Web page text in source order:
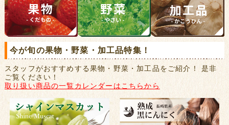
今が旬の果物・野菜・加工品特集！
スタッフがおすすめする果物・野菜・加工品をご紹介！ 是非
ご覧ください！
取り扱い商品の一覧カレンダーはこちらから